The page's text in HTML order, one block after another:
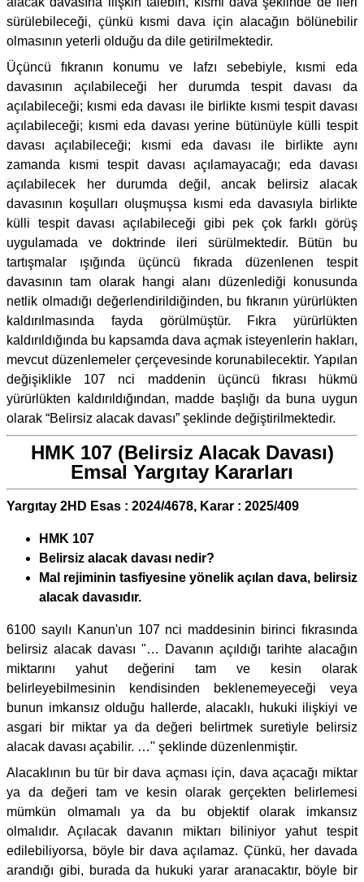
sürülebileceği, çünkü kısmi dava için alacağın bölünebilir
olmasının yeterli olduğu da dile getirilmektedir.
Üçüncü fıkranın konumu ve lafzı sebebiyle, kısmi eda
davasının açılabileceği her durumda tespit davası da
açılabileceği; kısmi eda davası ile birlikte kısmi tespit davası
açılabileceği; kısmi eda davası yerine bütünüyle külli tespit
davası açılabileceği; kısmi eda davası ile birlikte aynı
zamanda kısmi tespit davası açılamayacağı; eda davası
açılabilecek her durumda değil, ancak belirsiz alacak
davasının koşulları oluşmuşsa kısmi eda davasıyla birlikte
külli tespit davası açılabileceği gibi pek çok farklı görüş
uygulamada ve doktrinde ileri sürülmektedir. Bütün bu
tartışmalar ışığında üçüncü fıkrada düzenlenen tespit
davasının tam olarak hangi alanı düzenlediği konusunda
netlik olmadığı değerlendirildiğinden, bu fıkranın yürürlükten
kaldırılmasında fayda görülmüştür. Fıkra yürürlükten
kaldırıldığında bu kapsamda dava açmak isteyenlerin hakları,
mevcut düzenlemeler çerçevesinde korunabilecektir. Yapılan
değişiklikle 107 nci maddenin üçüncü fıkrası hükmü
yürürlükten kaldırıldığından, madde başlığı da buna uygun
olarak “Belirsiz alacak davası” şeklinde değiştirilmektedir.
HMK 107 (Belirsiz Alacak Davası)
Emsal Yargıtay Kararları
Yargıtay 2HD Esas : 2024/4678, Karar : 2025/409
HMK 107
Belirsiz alacak davası nedir?
Mal rejiminin tasfiyesine yönelik açılan dava, belirsiz
alacak davasıdır.
6100 sayılı Kanun'un 107 nci maddesinin birinci fıkrasında
belirsiz alacak davası "… Davanın açıldığı tarihte alacağın
miktarını yahut değerini tam ve kesin olarak
belirleyebilmesinin kendisinden beklenemeyeceği veya
bunun imkansız olduğu hallerde, alacaklı, hukuki ilişkiyi ve
asgari bir miktar ya da değeri belirtmek suretiyle belirsiz
alacak davası açabilir. …" şeklinde düzenlenmiştir.
Alacaklının bu tür bir dava açması için, dava açacağı miktar
ya da değeri tam ve kesin olarak gerçekten belirlemesi
mümkün olmamalı ya da bu objektif olarak imkansız
olmalıdır. Açılacak davanın miktarı biliniyor yahut tespit
edilebiliyorsa, böyle bir dava açılamaz. Çünkü, her davada
arandığı gibi, burada da hukuki yarar aranacaktır, böyle bir